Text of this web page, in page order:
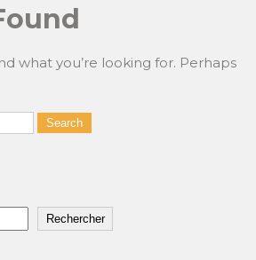
what you’re looking for. Perhaps
Rechercher